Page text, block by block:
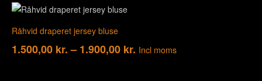
Råhvid draperet jersey bluse
1.500,00 kr. – 1.900,00 kr. Incl moms